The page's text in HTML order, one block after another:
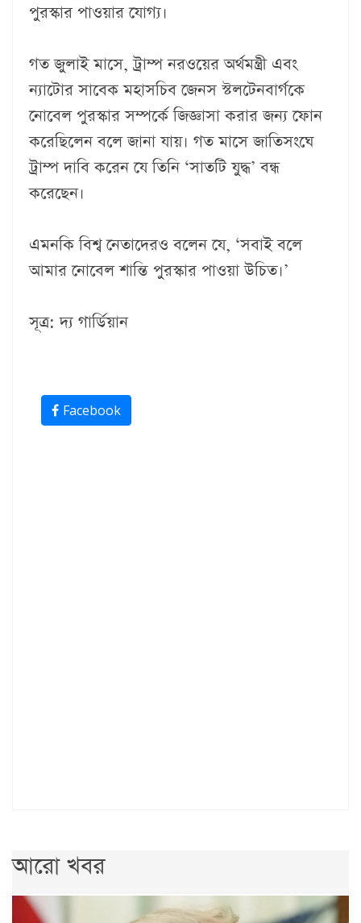
পুরস্কার পাওয়ার যোগ্য।
গত জুলাই মাসে, ট্রাম্প নরওয়ের অর্থমন্ত্রী এবং
ন্যাটোর সাবেক মহাসচিব জেনস স্টলটেনবার্গকে
নোবেল পুরস্কার সম্পর্কে জিজ্ঞাসা করার জন্য ফোন
করেছিলেন বলে জানা যায়। গত মাসে জাতিসংঘে
ট্রাম্প দাবি করেন যে তিনি ‘সাতটি যুদ্ধ’ বন্ধ
করেছেন।
এমনকি বিশ্ব নেতাদেরও বলেন যে, ‘সবাই বলে
আমার নোবেল শান্তি পুরস্কার পাওয়া উচিত।’
সূত্র: দ্য গার্ডিয়ান
Facebook
আরো খবর